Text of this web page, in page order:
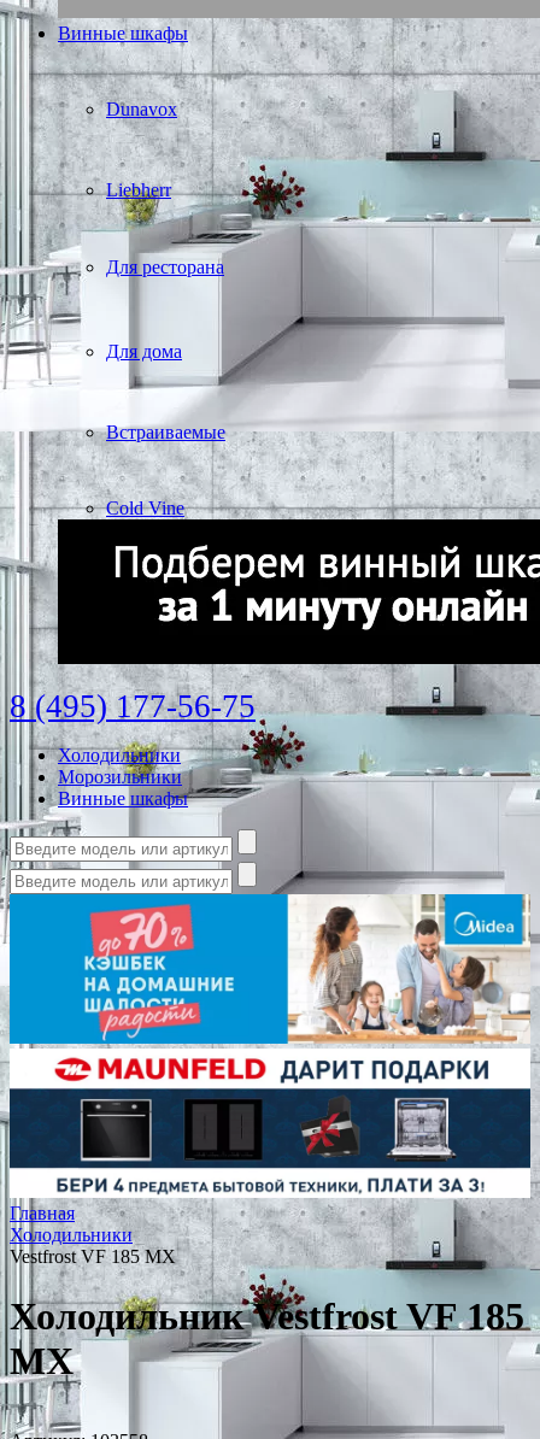
Винные шкафы
Dunavox
Liebherr
Для ресторана
Для дома
Встраиваемые
Cold Vine
8 (495) 177-56-75
Холодильники
Морозильники
Винные шкафы
Главная
Холодильники
Vestfrost VF 185 MX
Холодильник Vestfrost VF 185
MX